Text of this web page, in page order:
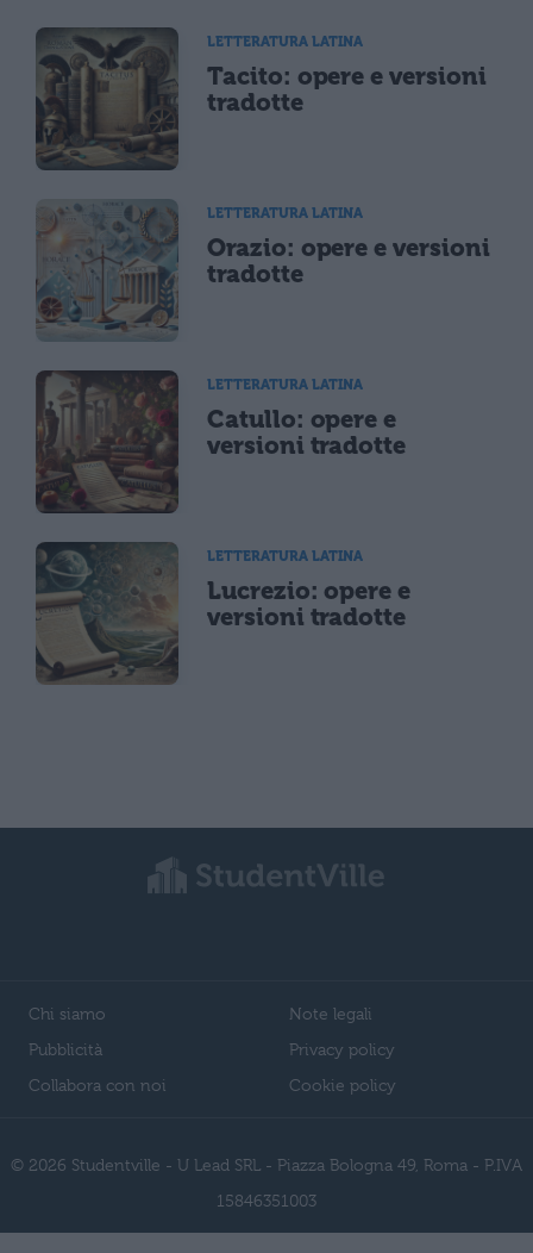
LETTERATURA LATINA
Tacito: opere e versioni
tradotte
LETTERATURA LATINA
Orazio: opere e versioni
tradotte
LETTERATURA LATINA
Catullo: opere e
versioni tradotte
LETTERATURA LATINA
Lucrezio: opere e
versioni tradotte
Chi siamo
Pubblicità
Collabora con noi
Note legali
Privacy policy
Cookie policy
© 2026 Studentville - U Lead SRL - Piazza Bologna 49, Roma - P.IVA
15846351003